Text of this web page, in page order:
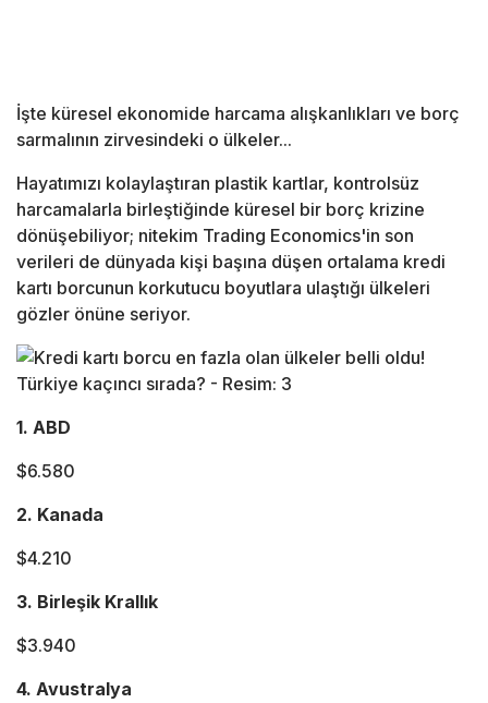
İşte küresel ekonomide harcama alışkanlıkları ve borç
sarmalının zirvesindeki o ülkeler...
Hayatımızı kolaylaştıran plastik kartlar, kontrolsüz
harcamalarla birleştiğinde küresel bir borç krizine
dönüşebiliyor; nitekim Trading Economics'in son
verileri de dünyada kişi başına düşen ortalama kredi
kartı borcunun korkutucu boyutlara ulaştığı ülkeleri
gözler önüne seriyor.
1. ABD
$6.580
2. Kanada
$4.210
3. Birleşik Krallık
$3.940
4. Avustralya